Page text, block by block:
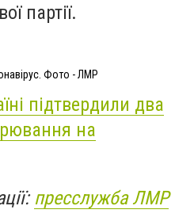
партії.
Фото - ЛМР
підтвердили два
на
пресслужба ЛМР